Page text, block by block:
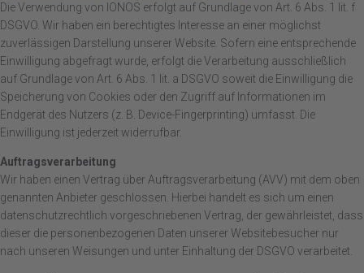
Die Verwendung von IONOS erfolgt auf Grundlage von Art. 6 Abs. 1 lit. f
DSGVO. Wir haben ein berechtigtes Interesse an einer möglichst
zuverlässigen Darstellung unserer Website. Sofern eine entsprechende
Einwilligung abgefragt wurde, erfolgt die Verarbeitung ausschließlich
auf Grundlage von Art. 6 Abs. 1 lit. a DSGVO soweit die Einwilligung die
Speicherung von Cookies oder den Zugriff auf Informationen im
Endgerät des Nutzers (z. B. Device-Fingerprinting) umfasst. Die
Einwilligung ist jederzeit widerrufbar.
Auftragsverarbeitung
Wir haben einen Vertrag über Auftragsverarbeitung (AVV) mit dem oben
genannten Anbieter geschlossen. Hierbei handelt es sich um einen
datenschutzrechtlich vorgeschriebenen Vertrag, der gewährleistet, dass
dieser die personenbezogenen Daten unserer Websitebesucher nur
nach unseren Weisungen und unter Einhaltung der DSGVO verarbeitet.